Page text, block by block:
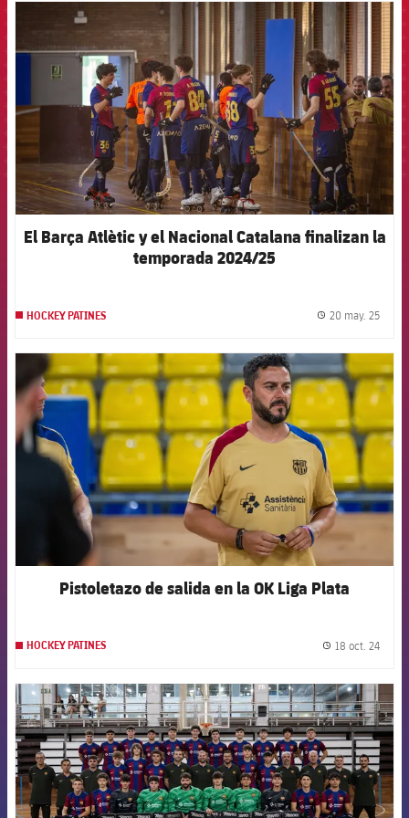
FCB Barcelona badge
El Barça Atlètic y el Nacional Catalana finalizan la
temporada 2024/25
HOCKEY PATINES 20 may. 25
FCB Barcelona badge
Pistoletazo de salida en la OK Liga Plata
HOCKEY PATINES 18 oct. 24
FCB Barcelona badge